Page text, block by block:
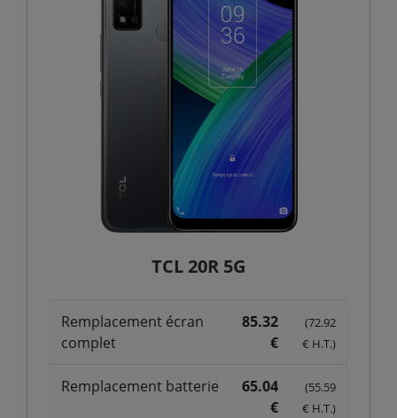
TCL 20R 5G
Remplacement écran
complet
85.32
€
(72.92
€ H.T.)
Remplacement batterie
65.04
€
(55.59
€ H.T.)